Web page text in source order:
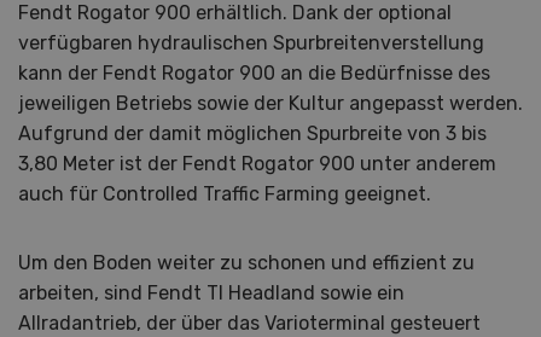
Fendt Rogator 900 erhältlich. Dank der optional
verfügbaren hydraulischen Spurbreitenverstellung
kann der Fendt Rogator 900 an die Bedürfnisse des
jeweiligen Betriebs sowie der Kultur angepasst werden.
Aufgrund der damit möglichen Spurbreite von 3 bis
3,80 Meter ist der Fendt Rogator 900 unter anderem
auch für Controlled Traffic Farming geeignet.
Um den Boden weiter zu schonen und effizient zu
arbeiten, sind Fendt TI Headland sowie ein
Allradantrieb, der über das Varioterminal gesteuert